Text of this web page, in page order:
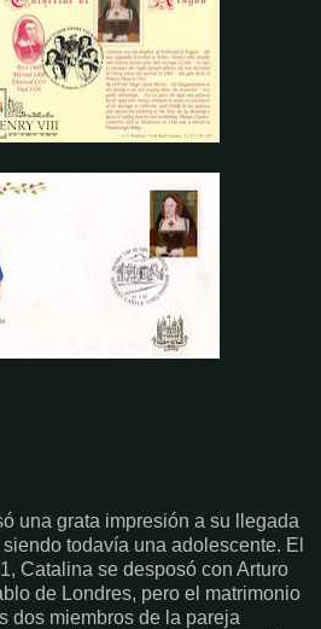
una grata impresión a su llegada
todavía una adolescente. El
Catalina se desposó con Arturo
de Londres, pero el matrimonio
dos miembros de la pareja